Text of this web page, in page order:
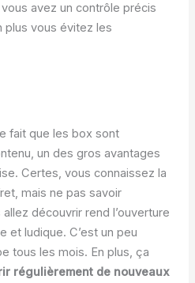
avez un contrôle précis
plus vous évitez les
fait que les box sont
un des gros avantages
Certes, vous connaissez la
mais ne pas savoir
découvrir rend l’ouverture
et ludique. C’est un peu
tous les mois. En plus, ça
régulièrement de nouveaux